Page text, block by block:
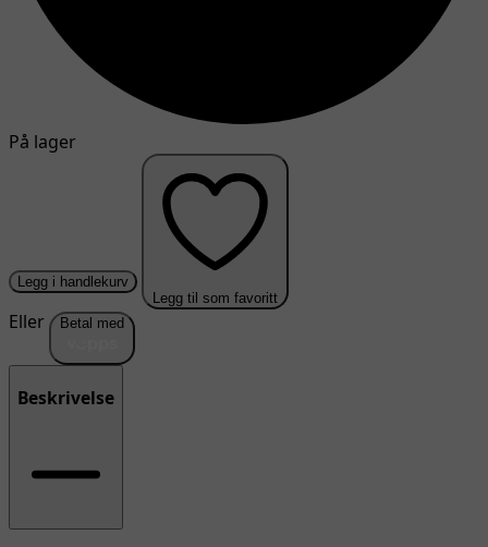
På lager
Legg i handlekurv
Legg til som favoritt
Eller Betal med
Beskrivelse